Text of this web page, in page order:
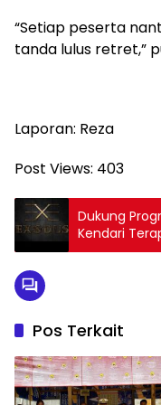
“Setiap peserta
tanda lulus retret,”
Laporan: Reza
Post Views: 403
Dukung
Kendari
Pos Terkait